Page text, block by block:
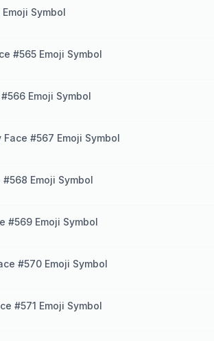
Symbol
#565 Emoji Symbol
Emoji Symbol
#567 Emoji Symbol
Emoji Symbol
#569 Emoji Symbol
#570 Emoji Symbol
#571 Emoji Symbol